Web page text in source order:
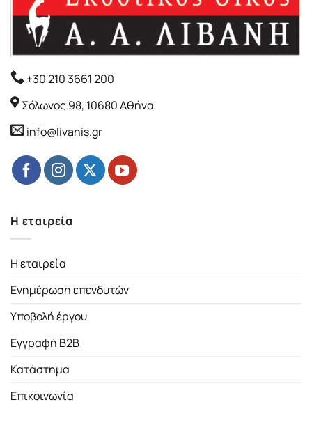
+30 210 3661 200
Σόλωνος 98, 10680 Αθήνα
info@livanis.gr
Η εταιρεία
Η εταιρεία
Ενημέρωση επενδυτών
Υποβολή έργου
Εγγραφή B2B
Κατάστημα
Επικοινωνία